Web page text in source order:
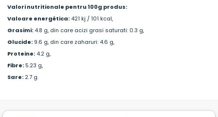
Valori nutritionale pentru 100g produs:
Valoare energética: 421 kj / 101 kcal,
Grasimi: 4.8 g, din care acizi grasi saturati: 0.3 g,
Glucide: 9.6 g, din care zaharuri: 4.6 g,
Proteine: 4.2 g,
Fibre:5.23 g,
Sare: 2.7 g.